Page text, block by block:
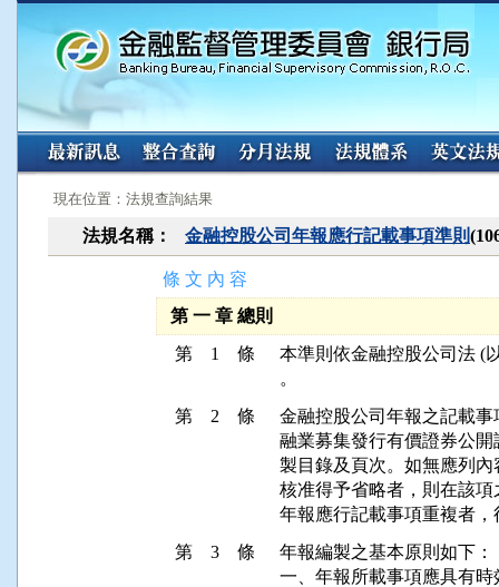
:::
現在位置：法規查詢結果
法規名稱： 金融控股公司年報應行記載事項準則
條 文 內 容
第 一 章 總則
第 1 條
本準則依金融控股公司法 (
。
第 2 條
金融控股公司年報之記載
融業募集發行有價證券公
製目錄及頁次。如無應列
核准得予省略者，則在該
年報應行記載事項重複者
第 3 條
年報編製之基本原則如下：
一、年報所載事項應具有